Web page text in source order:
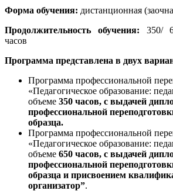
Форма обучения: дистанционная
Продолжительность обучения: 350/
часов
Программа представлена в двух
Программа профессиональной
«Педагогическое образование:
объеме 350 часов, с выдачей
профессиональной
образца.
Программа профессиональной
«Педагогическое образование:
объеме 650 часов, с выдачей
профессиональной
образца и присвоением
организатор”.